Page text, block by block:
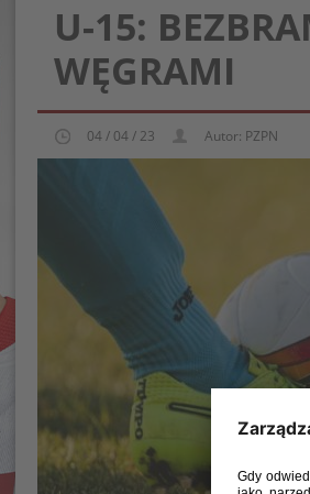
U-15:
WĘGRAMI
04 / 04 / 23 Autor: PZPN